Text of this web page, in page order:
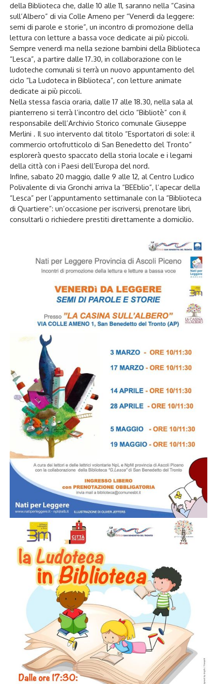
della Biblioteca che, dalle 10 alle 11, saranno nella “Casina
sull’Albero” di via Colle Ameno per “Venerdì da leggere:
semi di parole e storie”, un incontro di promozione della
lettura con letture a bassa voce dedicate ai più piccoli.
Sempre venerdì ma nella sezione bambini della Biblioteca
“Lesca”, a partire dalle 17.30, in collaborazione con le
ludoteche comunali si terrà un nuovo appuntamento del
ciclo “La Ludoteca in Biblioteca”, con letture animate
dedicate ai più piccoli.
Nella stessa fascia oraria, dalle 17 alle 18.30, nella sala al
pianterreno si terrà l’incontro del ciclo “Bibliotè” con il
responsabile dell’Archivio Storico comunale Giuseppe
Merlini . Il suo intervento dal titolo “Esportatori di sole: il
commercio ortofrutticolo di San Benedetto del Tronto”
esplorerà questo spaccato della storia locale e i legami
della città con i Paesi dell’Europa del nord.
Infine, sabato 20 maggio, dalle 9 alle 12, al Centro Ludico
Polivalente di via Gronchi arriva la “BEEblio”, l’apecar della
“Lesca” per l’appuntamento settimanale con la “Biblioteca
di Quartiere”: un’occasione per iscriversi, prenotare libri,
consultarli o richiedere prestiti direttamente a domicilio.